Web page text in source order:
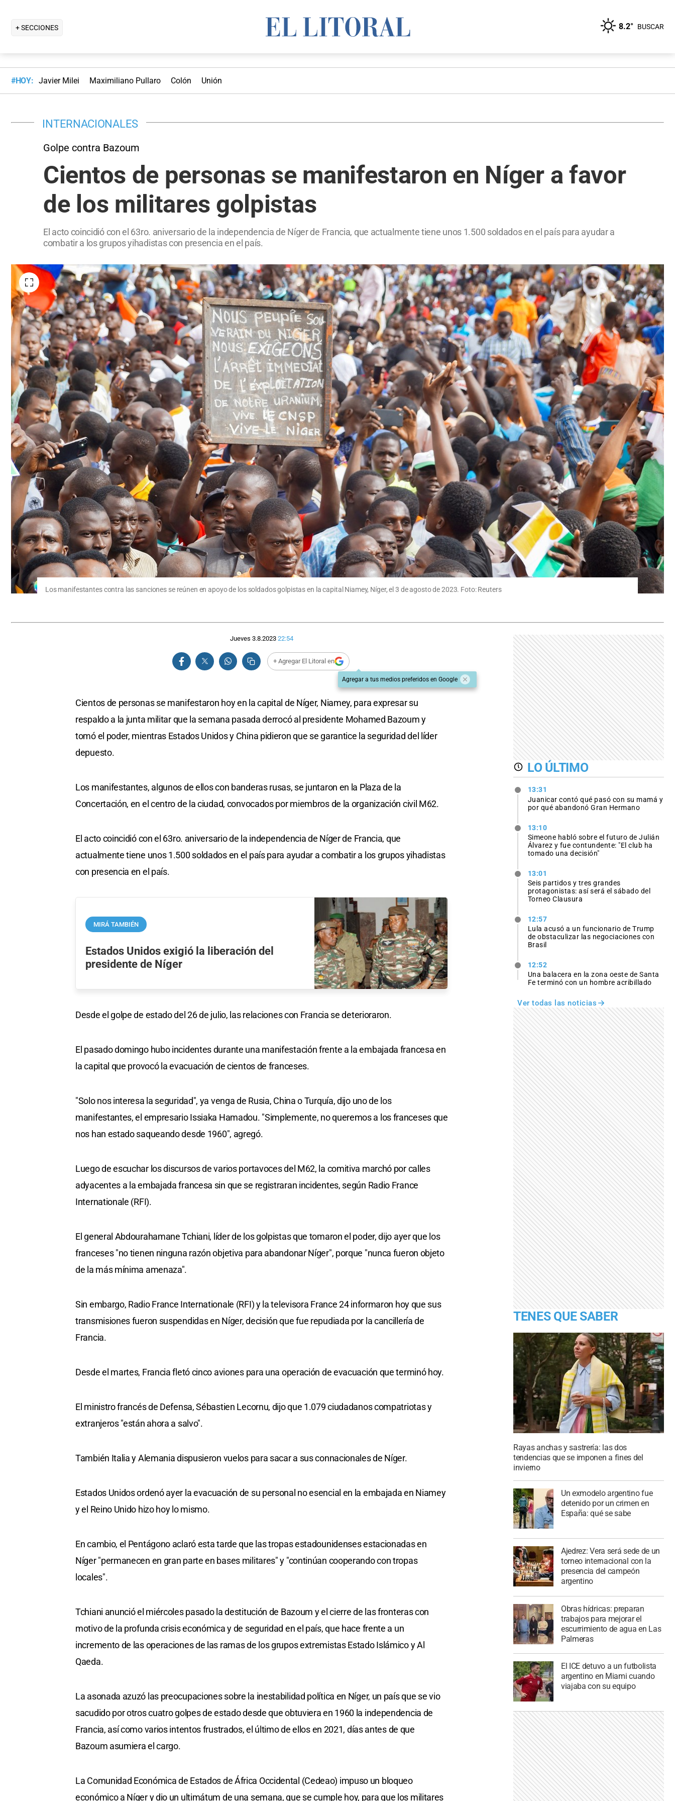
+ SECCIONES 8.2° BUSCAR
#HOY: Javier Milei Maximiliano Pullaro Colón Unión
INTERNACIONALES
Golpe contra Bazoum
Cientos de personas se manifestaron en Níger a favor
de los militares golpistas
El acto coincidió con el 63ro. aniversario de la independencia de Níger de Francia, que actualmente tiene unos 1.500 soldados en el país para ayudar a
combatir a los grupos yihadistas con presencia en el país.
Los manifestantes contra las sanciones se reúnen en apoyo de los soldados golpistas en la capital Niamey, Níger, el 3 de agosto de 2023. Foto: Reuters
Jueves 3.8.2023 22:54
+ Agregar El Litoral en
Agregar a tus medios preferidos en Google
Cientos de personas se manifestaron hoy en la capital de Níger, Niamey, para expresar su
respaldo a la junta militar que la semana pasada derrocó al presidente Mohamed Bazoum y
tomó el poder, mientras Estados Unidos y China pidieron que se garantice la seguridad del líder
depuesto.
Los manifestantes, algunos de ellos con banderas rusas, se juntaron en la Plaza de la
Concertación, en el centro de la ciudad, convocados por miembros de la organización civil M62.
El acto coincidió con el 63ro. aniversario de la independencia de Níger de Francia, que
actualmente tiene unos 1.500 soldados en el país para ayudar a combatir a los grupos yihadistas
con presencia en el país.
MIRÁ TAMBIÉN
Estados Unidos exigió la liberación del
presidente de Níger
Desde el golpe de estado del 26 de julio, las relaciones con Francia se deterioraron.
El pasado domingo hubo incidentes durante una manifestación frente a la embajada francesa en
la capital que provocó la evacuación de cientos de franceses.
"Solo nos interesa la seguridad", ya venga de Rusia, China o Turquía, dijo uno de los
manifestantes, el empresario Issiaka Hamadou. "Simplemente, no queremos a los franceses que
nos han estado saqueando desde 1960", agregó.
Luego de escuchar los discursos de varios portavoces del M62, la comitiva marchó por calles
adyacentes a la embajada francesa sin que se registraran incidentes, según Radio France
Internationale (RFI).
El general Abdourahamane Tchiani, líder de los golpistas que tomaron el poder, dijo ayer que los
franceses "no tienen ninguna razón objetiva para abandonar Níger", porque "nunca fueron objeto
de la más mínima amenaza".
Sin embargo, Radio France Internationale (RFI) y la televisora France 24 informaron hoy que sus
transmisiones fueron suspendidas en Níger, decisión que fue repudiada por la cancillería de
Francia.
Desde el martes, Francia fletó cinco aviones para una operación de evacuación que terminó hoy.
El ministro francés de Defensa, Sébastien Lecornu, dijo que 1.079 ciudadanos compatriotas y
extranjeros "están ahora a salvo".
También Italia y Alemania dispusieron vuelos para sacar a sus connacionales de Níger.
Estados Unidos ordenó ayer la evacuación de su personal no esencial en la embajada en Niamey
y el Reino Unido hizo hoy lo mismo.
En cambio, el Pentágono aclaró esta tarde que las tropas estadounidenses estacionadas en
Níger "permanecen en gran parte en bases militares" y "continúan cooperando con tropas
locales".
Tchiani anunció el miércoles pasado la destitución de Bazoum y el cierre de las fronteras con
motivo de la profunda crisis económica y de seguridad en el país, que hace frente a un
incremento de las operaciones de las ramas de los grupos extremistas Estado Islámico y Al
Qaeda.
La asonada azuzó las preocupaciones sobre la inestabilidad política en Níger, un país que se vio
sacudido por otros cuatro golpes de estado desde que obtuviera en 1960 la independencia de
Francia, así como varios intentos frustrados, el último de ellos en 2021, días antes de que
Bazoum asumiera el cargo.
La Comunidad Económica de Estados de África Occidental (Cedeao) impuso un bloqueo
económico a Níger y dio un ultimátum de una semana, que se cumple hoy, para que los militares
LO ÚLTIMO
13:31
Juanicar contó qué pasó con su mamá y
por qué abandonó Gran Hermano
13:10
Simeone habló sobre el futuro de Julián
Álvarez y fue contundente: "El club ha
tomado una decisión"
13:01
Seis partidos y tres grandes
protagonistas: así será el sábado del
Torneo Clausura
12:57
Lula acusó a un funcionario de Trump
de obstaculizar las negociaciones con
Brasil
12:52
Una balacera en la zona oeste de Santa
Fe terminó con un hombre acribillado
Ver todas las noticias
TENES QUE SABER
Rayas anchas y sastrería: las dos
tendencias que se imponen a fines del
invierno
Un exmodelo argentino fue
detenido por un crimen en
España: qué se sabe
Ajedrez: Vera será sede de un
torneo internacional con la
presencia del campeón
argentino
Obras hídricas: preparan
trabajos para mejorar el
escurrimiento de agua en Las
Palmeras
El ICE detuvo a un futbolista
argentino en Miami cuando
viajaba con su equipo